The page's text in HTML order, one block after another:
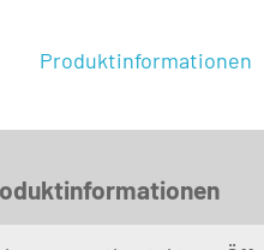
Produktinformationen